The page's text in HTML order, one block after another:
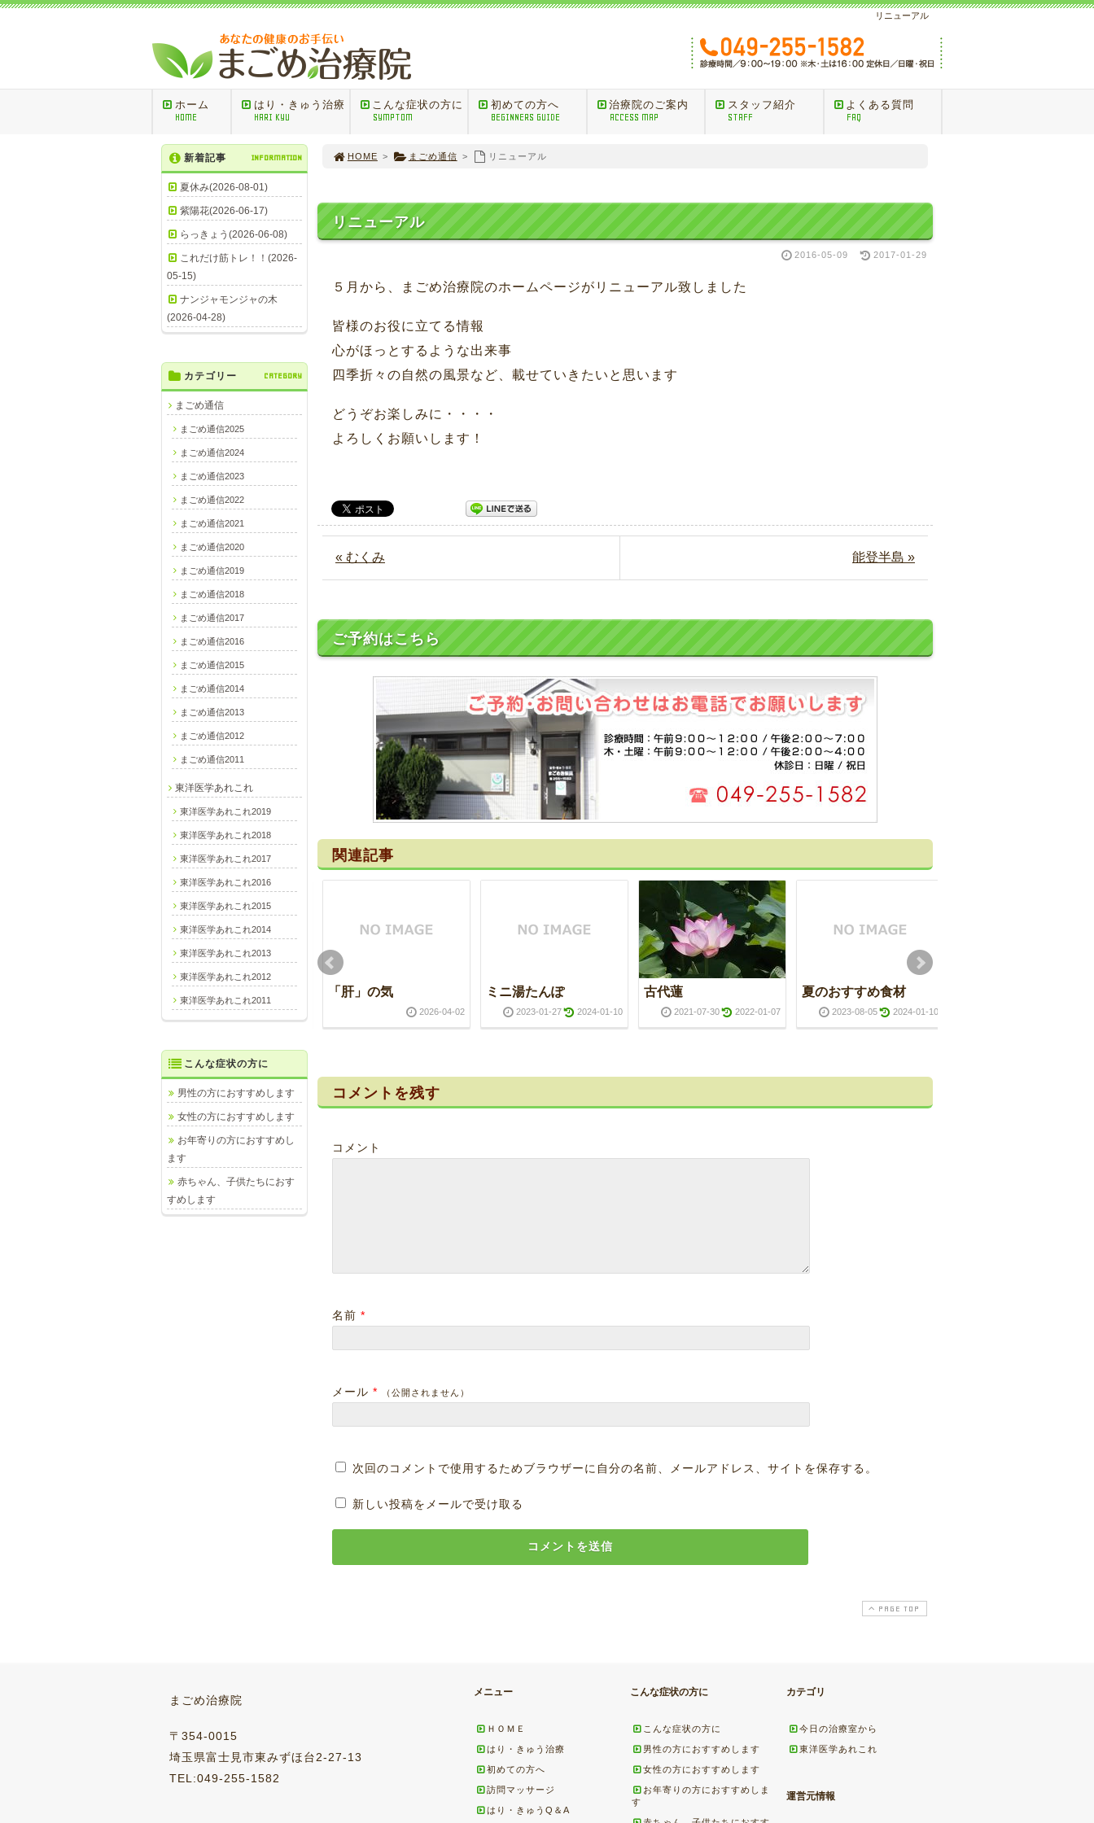
リニューアル
ホーム
HOME
はり・きゅう治療
HARI KYU
こんな症状の方に
SYMPTOM
初めての方へ
BEGINNERS GUIDE
治療院のご案内
ACCESS MAP
スタッフ紹介
STAFF
よくある質問
FAQ
HOME > まごめ通信 > リニューアル
リニューアル
2016-05-09 2017-01-29
５月から、まごめ治療院のホームページがリニューアル致しました
皆様のお役に立てる情報
心がほっとするような出来事
四季折々の自然の風景など、載せていきたいと思います
どうぞお楽しみに・・・・
よろしくお願いします！
« むくみ 能登半島 »
ご予約はこちら
関連記事
2025-04-07 2026-01-08
「肝」の気
2026-04-02
ミニ湯たんぽ
2023-01-27 2024-01-10
古代蓮
2021-07-30 2022-01-07
夏のおすすめ食材
2023-08-05 2024-01-10
風邪をひいた後
に・・・
2023-12-25
コメントを残す
コメント
名前 *
メール * （公開されません）
次回のコメントで使用するためブラウザーに自分の名前、メールアドレス、サイトを保存する。
新しい投稿をメールで受け取る
PAGE TOP
新着記事 INFORMATION
夏休み(2026-08-01)
紫陽花(2026-06-17)
らっきょう(2026-06-08)
これだけ筋トレ！！(2026-
05-15)
ナンジャモンジャの木
(2026-04-28)
カテゴリー CATEGORY
まごめ通信
まごめ通信2025
まごめ通信2024
まごめ通信2023
まごめ通信2022
まごめ通信2021
まごめ通信2020
まごめ通信2019
まごめ通信2018
まごめ通信2017
まごめ通信2016
まごめ通信2015
まごめ通信2014
まごめ通信2013
まごめ通信2012
まごめ通信2011
東洋医学あれこれ
東洋医学あれこれ2019
東洋医学あれこれ2018
東洋医学あれこれ2017
東洋医学あれこれ2016
東洋医学あれこれ2015
東洋医学あれこれ2014
東洋医学あれこれ2013
東洋医学あれこれ2012
東洋医学あれこれ2011
こんな症状の方に
男性の方におすすめします
女性の方におすすめします
お年寄りの方におすすめし
ます
赤ちゃん、子供たちにおす
すめします
まごめ治療院
〒354-0015
埼玉県富士見市東みずほ台2-27-13
TEL:049-255-1582
メニュー
ＨＯＭＥ
はり・きゅう治療
初めての方へ
訪問マッサージ
はり・きゅうQ＆A
こんな症状の方に
こんな症状の方に
男性の方におすすめします
女性の方におすすめします
お年寄りの方におすすめしま
す
カテゴリ
今日の治療室から
東洋医学あれこれ
運営元情報